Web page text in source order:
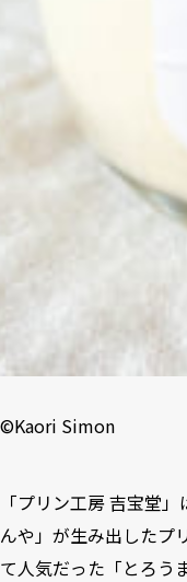
©️Kaori Simon
「プリン工房 吉宝堂
んや」が生み出したプ
て人気だった「とろう